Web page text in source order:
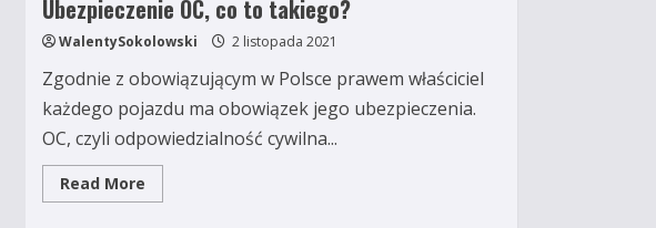
ubezpieczenia
OC
w
roku
jak
go
i
złożyć
odwołanie?
Ubezpieczenie OC, co to takiego?
WalentySokolowski 2 listopada 2021
Zgodnie z obowiązującym w Polsce prawem właściciel
każdego pojazdu ma obowiązek jego ubezpieczenia.
OC, czyli odpowiedzialność cywilna...
Read MoreRead
more